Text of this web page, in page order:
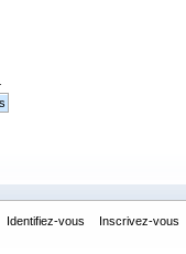
Identifiez-vous Inscrivez-vous